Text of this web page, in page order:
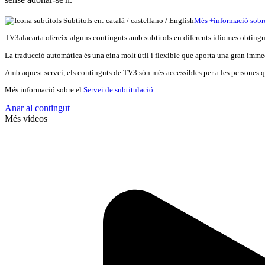
Subtítols en: català / castellano / EnglishMés +informació
TV3alacarta ofereix alguns continguts amb subtítols en diferents idiomes
La traducció automàtica és una eina molt útil i flexible que aporta una gran
Amb aquest servei, els continguts de TV3 són més accessibles per a les
Més informació sobre el Servei de subtitulació.
Anar al contingut
Més vídeos